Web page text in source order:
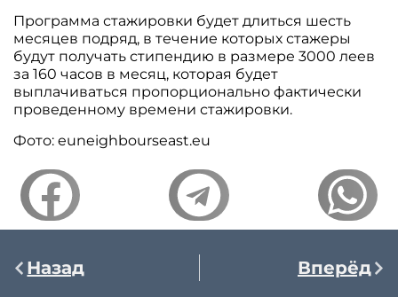
Программа стажировки будет длиться шесть
месяцев подряд, в течение которых стажеры
будут получать стипендию в размере 3000 леев
за 160 часов в месяц, которая будет
выплачиваться пропорционально фактически
проведенному времени стажировки.
Фото: euneighbourseast.eu
Назад Вперёд